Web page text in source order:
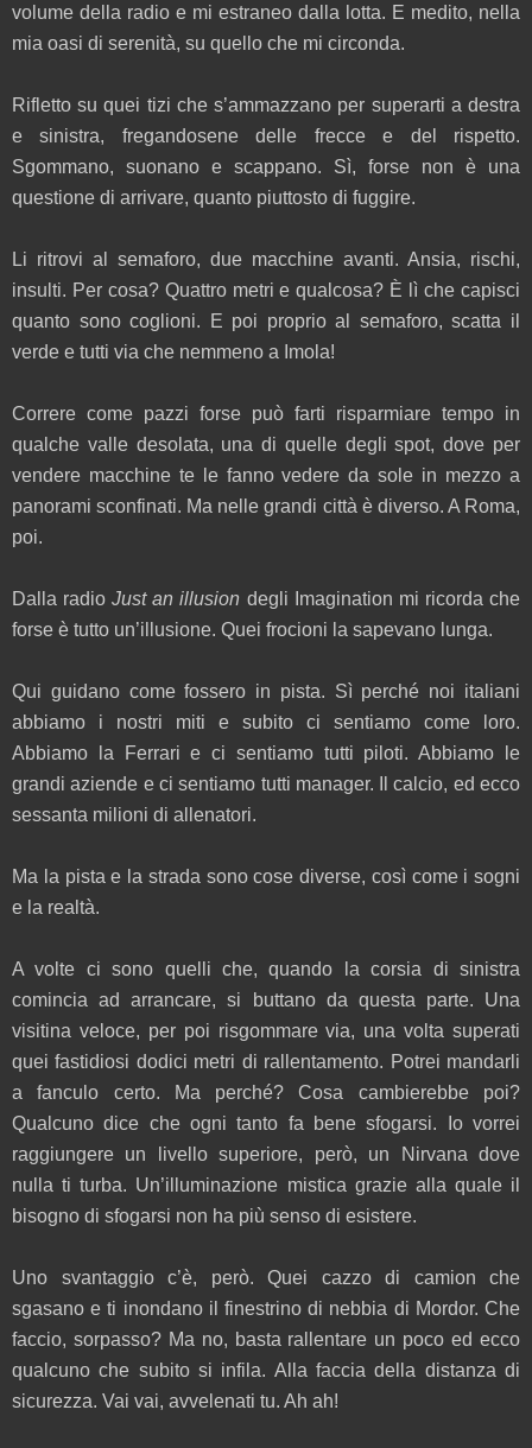
volume della radio e mi estraneo dalla lotta. E medito, nella
mia oasi di serenità, su quello che mi circonda.
Rifletto su quei tizi che s’ammazzano per superarti a destra
e sinistra, fregandosene delle frecce e del rispetto.
Sgommano, suonano e scappano. Sì, forse non è una
questione di arrivare, quanto piuttosto di fuggire.
Li ritrovi al semaforo, due macchine avanti. Ansia, rischi,
insulti. Per cosa? Quattro metri e qualcosa? È lì che capisci
quanto sono coglioni. E poi proprio al semaforo, scatta il
verde e tutti via che nemmeno a Imola!
Correre come pazzi forse può farti risparmiare tempo in
qualche valle desolata, una di quelle degli spot, dove per
vendere macchine te le fanno vedere da sole in mezzo a
panorami sconfinati. Ma nelle grandi città è diverso. A Roma,
poi.
Dalla radioJust an illusion degli Imagination mi ricorda che
forse è tutto un’illusione. Quei frocioni la sapevano lunga.
Qui guidano come fossero in pista. Sì perché noi italiani
abbiamo i nostri miti e subito ci sentiamo come loro.
Abbiamo la Ferrari e ci sentiamo tutti piloti. Abbiamo le
grandi aziende e ci sentiamo tutti manager. Il calcio, ed ecco
sessanta milioni di allenatori.
Ma la pista e la strada sono cose diverse, così come i sogni
e la realtà.
A volte ci sono quelli che, quando la corsia di sinistra
comincia ad arrancare, si buttano da questa parte. Una
visitina veloce, per poi risgommare via, una volta superati
quei fastidiosi dodici metri di rallentamento. Potrei mandarli
a fanculo certo. Ma perché? Cosa cambierebbe poi?
Qualcuno dice che ogni tanto fa bene sfogarsi. Io vorrei
raggiungere un livello superiore, però, un Nirvana dove
nulla ti turba. Un’illuminazione mistica grazie alla quale il
bisogno di sfogarsi non ha più senso di esistere.
Uno svantaggio c’è, però. Quei cazzo di camion che
sgasano e ti inondano il finestrino di nebbia di Mordor. Che
faccio, sorpasso? Ma no, basta rallentare un poco ed ecco
qualcuno che subito si infila. Alla faccia della distanza di
sicurezza. Vai vai, avvelenati tu. Ah ah!